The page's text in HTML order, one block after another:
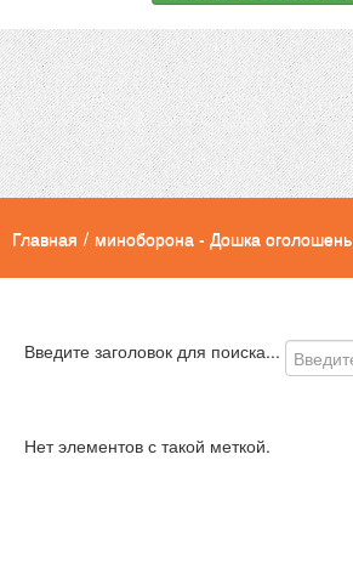
Главная / миноборона - Дошка оголошень
Введите заголовок для поиска...
Нет элементов с такой меткой.